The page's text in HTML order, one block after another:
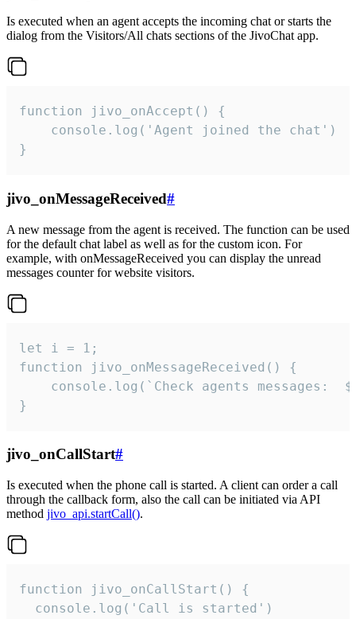
Is executed when an agent accepts the incoming chat or starts the
dialog from the Visitors/All chats sections of the JivoChat app.
function jivo_onAccept() {
}
jivo_onMessageReceived#
A new message from the agent is received. The function can be used
for the default chat label as well as for the custom icon. For
example, with onMessageReceived you can display the unread
messages counter for website visitors.
let i = 1;
function jivo_onMessageReceived() {
}
jivo_onCallStart#
Is executed when the phone call is started. A client can order a call
through the callback form, also the call can be initiated via API
method jivo_api.startCall().
function jivo_onCallStart() {
  console.log('Call is started')